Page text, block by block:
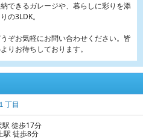
できるガレージや、暮らしに彩りを添
の3LDK。
ぞお気軽にお問い合わせください。皆
りお待ちしております。
丁目
駅 徒歩17分
駅 徒歩8分